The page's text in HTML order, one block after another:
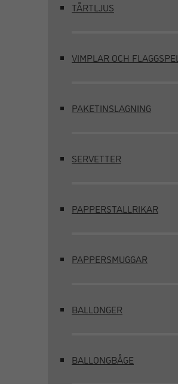
TÅRTLJUS
VIMPLAR OCH FLAGGSPEL
PAKETINSLAGNING
SERVETTER
PAPPERSTALLRIKAR
PAPPERSMUGGAR
BALLONGER
BALLONGBÅGE